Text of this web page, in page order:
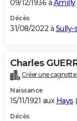
09/12/1936 à Amilly
Décès
31/08/2022 à Sully-
Charles
Créer une cagnotte
Naissance
15/11/1921 aux Hays (
Décès